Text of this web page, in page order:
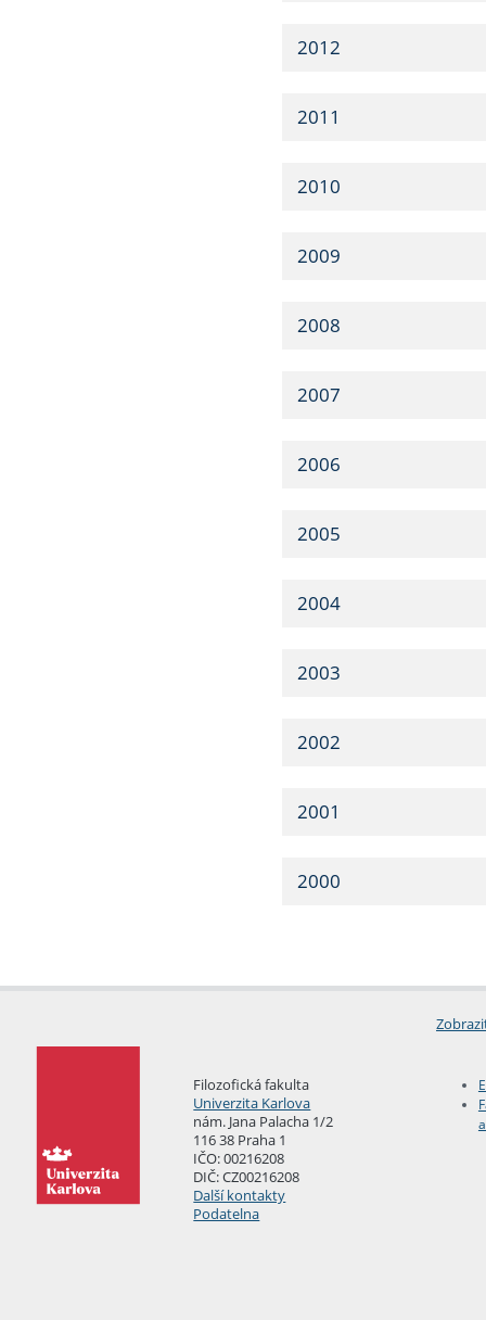
2012
2011
2010
2009
2008
2007
2006
2005
2004
2003
2002
2001
2000
Filozofická fakulta
Univerzita Karlova
nám. Jana Palacha 1/2
116 38 Praha 1
IČO: 00216208
DIČ: CZ00216208
Další kontakty
Podatelna